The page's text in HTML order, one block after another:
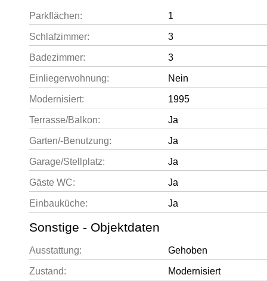
Parkflächen: 1
Schlafzimmer: 3
Badezimmer: 3
Einliegerwohnung: Nein
Modernisiert: 1995
Terrasse/Balkon: Ja
Garten/-Benutzung: Ja
Garage/Stellplatz: Ja
Gäste WC: Ja
Einbauküche: Ja
Sonstige - Objektdaten
Ausstattung: Gehoben
Zustand: Modernisiert